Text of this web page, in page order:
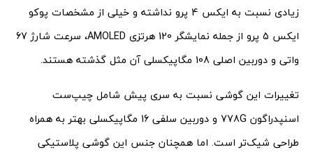
زیادی نسبت به ایکس 4 پرو نداشته و خیلی از مشخصات پوکو
ایکس 5 پرو از جمله نمایشگر 120 هرتزی AMOLED، سرعت شارژ 67
واتی و دوربین اصلی 108 مگاپیکسلی آن مثل گذشته هستند.
تغییرات این گوشی نسبت به سری پیش شامل چیپ‌ست
اسنپدراگون 778G و دوربین سلفی 16 مگاپیکسلی بهتر به همراه
طراحی شیک‌تر است. اما همچنان جنس این گوشی پلاستیکی